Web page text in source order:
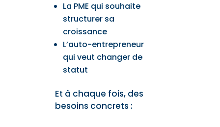
La PME qui souhaite
structurer sa
croissance
L’auto-entrepreneur
qui veut changer de
statut
Et à chaque fois, des
besoins concrets :